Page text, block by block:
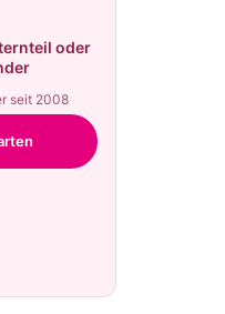
oder
seit 2008